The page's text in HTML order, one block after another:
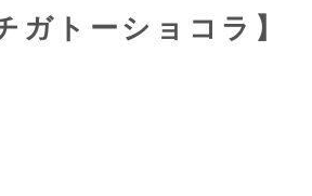
ガトーショコラ】